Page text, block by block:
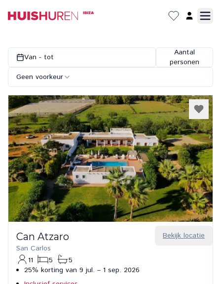
Van - tot
Aantal
personen
Geen voorkeur
Bekijk locatie
Can Atzaro
San Carlos
11
5
5
25% korting van 9 jul. – 1 sep. 2026